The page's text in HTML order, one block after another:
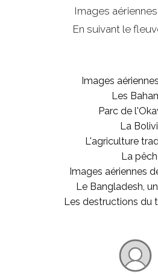
Images
En suivant le
Images
Les
Parc de
La
L'agriculture
La
Images aériennes
Le Bangladesh,
Les destructions du